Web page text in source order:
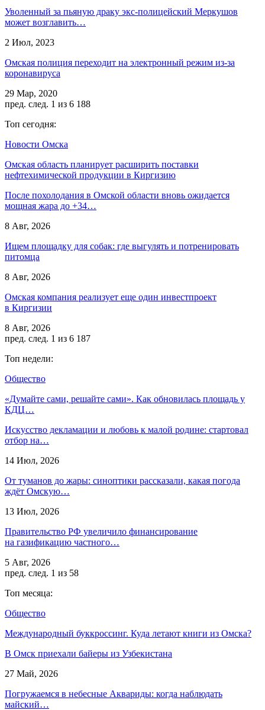
Уволенный за пьяную драку экс-полицейский Меркушов
может возглавить…
2 Июл, 2023
Омская полиция переходит на электронный режим из-за
коронавируса
29 Мар, 2020
пред. след. 1 из 6 188
Топ сегодня:
Новости Омска
Омская область планирует расширить поставки
нефтехимической продукции в Киргизию
После похолодания в Омской области вновь ожидается
мощная жара до +34…
8 Авг, 2026
Ищем площадку для собак: где выгулять и потренировать
питомца
8 Авг, 2026
Омская компания реализует еще один инвестпроект
в Киргизии
8 Авг, 2026
пред. след. 1 из 6 187
Топ недели:
Общество
«Думайте сами, решайте сами». Как обновилась площадь у
КДЦ…
Искусство декламации и любовь к малой родине: стартовал
отбор на…
14 Июл, 2026
От туманов до жары: синоптики рассказали, какая погода
ждёт Омскую…
13 Июл, 2026
Правительство РФ увеличило финансирование
на газификацию частного…
5 Авг, 2026
пред. след. 1 из 58
Топ месяца:
Общество
Международный буккроссинг. Куда летают книги из Омска?
В Омск приехали байеры из Узбекистана
27 Май, 2026
Погружаемся в небесные Аквариды: когда наблюдать
майский…